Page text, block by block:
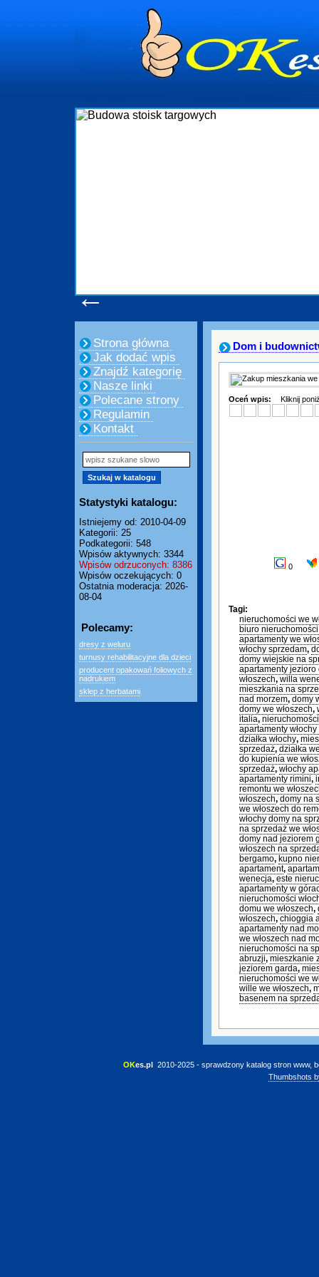
←
Strona główna
Jak dodać wpis
Znajdź kategorię
Nasze linki
Polecane strony
Regulamin
Kontakt
Statystyki katalogu:
Istniejemy od: 2010-04-09
Kategorii: 25
Podkategorii: 548
Wpisów aktywnych: 3344
Wpisów odrzuconych: 8386
Wpisów oczekujących: 0
Ostatnia moderacja: 2026-
08-04
Polecamy:
dresy z weluru
turnusy rehabilitacyjne dla dzieci
producent opakowań foliowych z
nadrukiem
sklep z herbatami
Dom i
Oceń wpis: Kliknij
0
Tagi:
nieruchomości we
biuro
apartamenty we
włochy sprzedam,
domy wiejskie na
apartamenty jezioro
włoszech, willa
mieszkania na
nad morzem, domy
domy we włoszech,
italia,
apartamenty
działka włochy,
sprzedaż, działka
do kupienia we
sprzedaż, włochy
apartamenty rimini,
remontu we
włoszech, domy na
we włoszech do
włochy domy na
na sprzedaż we
domy nad jeziorem
włoszech na
bergamo, kupno
apartament,
wenecja, este
apartamenty w
nieruchomości
domu we włoszech,
włoszech, chioggia
apartamenty nad
we włoszech nad
nieruchomości na
abruzji, mieszkanie
jeziorem garda,
nieruchomości we
wille we włoszech,
basenem na
OKes.pl 2010-2025 - sprawdzony katalog stron www,
Thumbshots